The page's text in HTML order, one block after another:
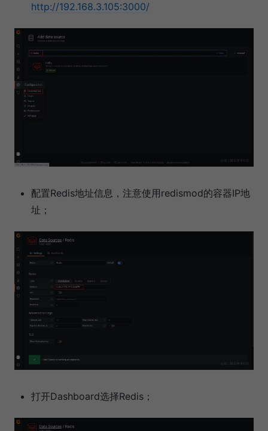
http://192.168.3.105:3000/
配置Redis地址信息，注意使用redismod的容器IP地
址；
打开Dashboard选择Redis；